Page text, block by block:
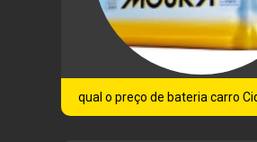
qual o preço de bateria carro